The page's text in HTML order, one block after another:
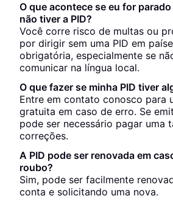
O que acontece se eu for
não tiver a PID?
Você corre risco de multas ou
por dirigir sem uma PID em
obrigatória, especialmente se
comunicar na língua local.
O que fazer se minha PID tiver
Entre em contato conosco para
gratuita em caso de erro. Se
pode ser necessário pagar uma
correções.
A PID pode ser renovada em
roubo?
Sim, pode ser facilmente
conta e solicitando uma nova.